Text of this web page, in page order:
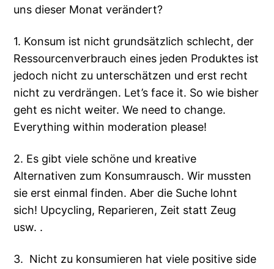
uns dieser Monat verändert?
1. Konsum ist nicht grundsätzlich schlecht, der
Ressourcenverbrauch eines jeden Produktes ist
jedoch nicht zu unterschätzen und erst recht
nicht zu verdrängen. Let’s face it. So wie bisher
geht es nicht weiter. We need to change.
Everything within moderation please!
2. Es gibt viele schöne und kreative
Alternativen zum Konsumrausch. Wir mussten
sie erst einmal finden. Aber die Suche lohnt
sich! Upcycling, Reparieren, Zeit statt Zeug
usw. .
3. Nicht zu konsumieren hat viele positive side